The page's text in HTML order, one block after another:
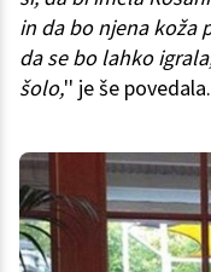
in da bo njena koža
da se bo lahko
šolo,'' je še povedala.